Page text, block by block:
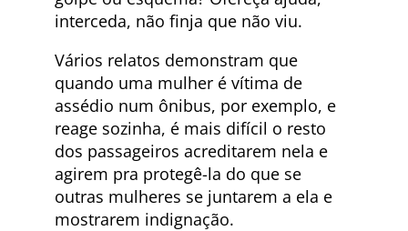
interceda, não finja que não viu.
Vários relatos demonstram que
quando uma mulher é vítima de
assédio num ônibus, por exemplo, e
reage sozinha, é mais difícil o resto
dos passageiros acreditarem nela e
agirem pra protegê-la do que se
outras mulheres se juntarem a ela e
mostrarem indignação.